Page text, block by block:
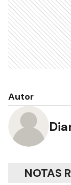
Autor
NOTAS